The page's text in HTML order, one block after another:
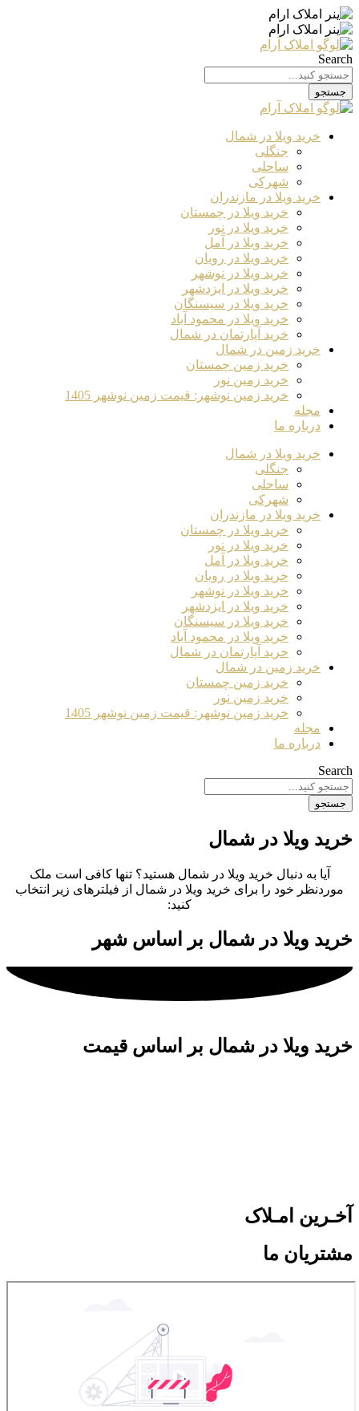
Search
جستجو
خرید ویلا در شمال
جنگلی
ساحلی
شهرکی
خرید ویلا در مازندران
خرید ویلا در چمستان
خرید ویلا در نور
خرید ویلا در آمل
خرید ویلا در رویان
خرید ویلا در نوشهر
خرید ویلا در ایزدشهر
خرید ویلا در سیسنگان
خرید ویلا در محمود آباد
خرید آپارتمان در شمال
خرید زمین در شمال
خرید زمین چمستان
خرید زمین نور
خرید زمین نوشهر: قیمت زمین نوشهر 1405
مجله
درباره ما
خرید ویلا در شمال
جنگلی
ساحلی
شهرکی
خرید ویلا در مازندران
خرید ویلا در چمستان
خرید ویلا در نور
خرید ویلا در آمل
خرید ویلا در رویان
خرید ویلا در نوشهر
خرید ویلا در ایزدشهر
خرید ویلا در سیسنگان
خرید ویلا در محمود آباد
خرید آپارتمان در شمال
خرید زمین در شمال
خرید زمین چمستان
خرید زمین نور
خرید زمین نوشهر: قیمت زمین نوشهر 1405
مجله
درباره ما
Search
جستجو
خرید ویلا در شمال
آیا به دنبال خرید ویلا در شمال هستید؟ تنها کافی است ملک
موردنظر خود را برای خرید ویلا در شمال از فیلترهای زیر انتخاب
کنید:
خرید ویلا در شمال بر اساس شهر
خرید ویلا در شمال بر اساس قیمت
آخـرین امـلاک
مشتریان ما